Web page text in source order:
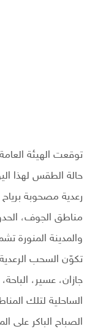
توقعت الهيئة
حالة الطقس لهذا
رعدية مصحوبة
مناطق الجوف،
والمدينة المنورة
تكوّن السحب
جازان، عسير،
الساحلية لتلك
الصباح الباكر على